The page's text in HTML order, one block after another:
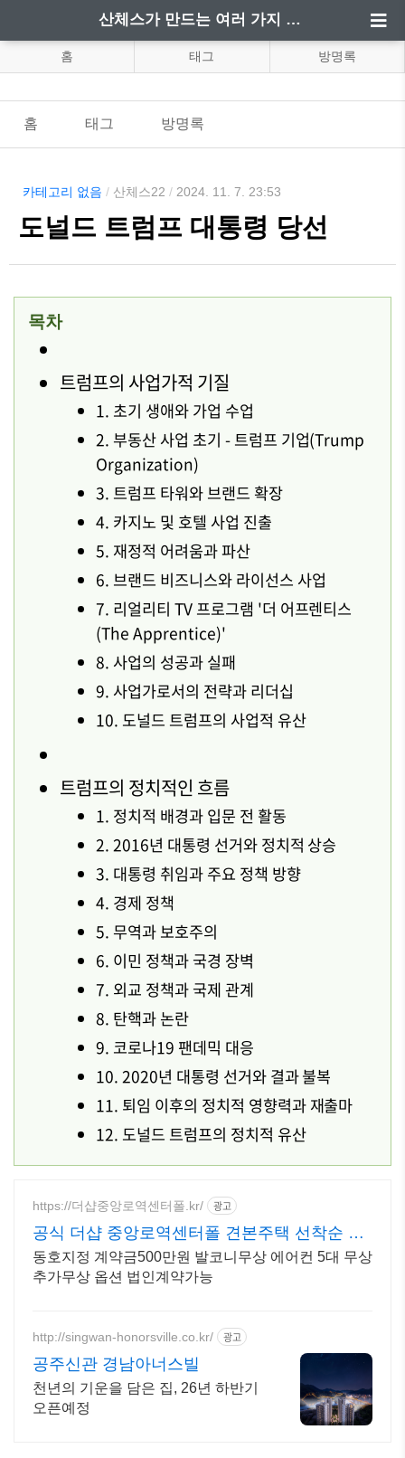
산체스가 만드는 여러 가지 정보
홈 태그 방명록
홈 태그 방명록
카테고리 없음 / 산체스22 / 2024. 11. 7. 23:53
도널드 트럼프 대통령 당선
목차
트럼프의 사업가적 기질
1. 초기 생애와 가업 수업
2. 부동산 사업 초기 - 트럼프 기업(Trump
Organization)
3. 트럼프 타워와 브랜드 확장
4. 카지노 및 호텔 사업 진출
5. 재정적 어려움과 파산
6. 브랜드 비즈니스와 라이선스 사업
7. 리얼리티 TV 프로그램 '더 어프렌티스
(The Apprentice)'
8. 사업의 성공과 실패
9. 사업가로서의 전략과 리더십
10. 도널드 트럼프의 사업적 유산
트럼프의 정치적인 흐름
1. 정치적 배경과 입문 전 활동
2. 2016년 대통령 선거와 정치적 상승
3. 대통령 취임과 주요 정책 방향
4. 경제 정책
5. 무역과 보호주의
6. 이민 정책과 국경 장벽
7. 외교 정책과 국제 관계
8. 탄핵과 논란
9. 코로나19 팬데믹 대응
10. 2020년 대통령 선거와 결과 불복
11. 퇴임 이후의 정치적 영향력과 재출마
12. 도널드 트럼프의 정치적 유산
https://더샵중앙로역센터폴.kr/ 광고
공식 더샵 중앙로역센터폴 견본주택 선착순 동
호지정 중
동호지정 계약금500만원 발코니무상 에어컨 5대 무상
추가무상 옵션 법인계약가능
http://singwan-honorsville.co.kr/ 광고
공주신관 경남아너스빌
천년의 기운을 담은 집, 26년 하반기
오픈예정